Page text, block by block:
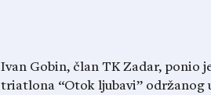
Ivan Gobin, član TK Zadar, ponio
triatlona “Otok ljubavi” održanog